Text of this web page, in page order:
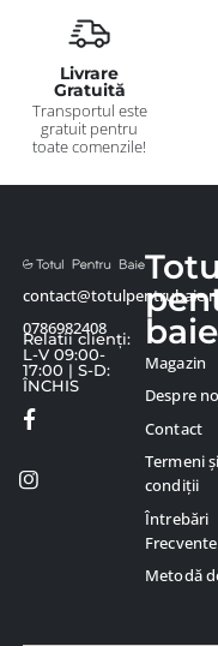
Livrare
Gratuită
Transportul este
gratuit pentru
toate comenzile!
0786982408
Relatii clienți:
L-V 09:00-
17:00 | S-D:
ÎNCHIS
baie
Magazin
Despre
Contact
Termeni și
condiții
Întrebări
Frecvente
Metodă